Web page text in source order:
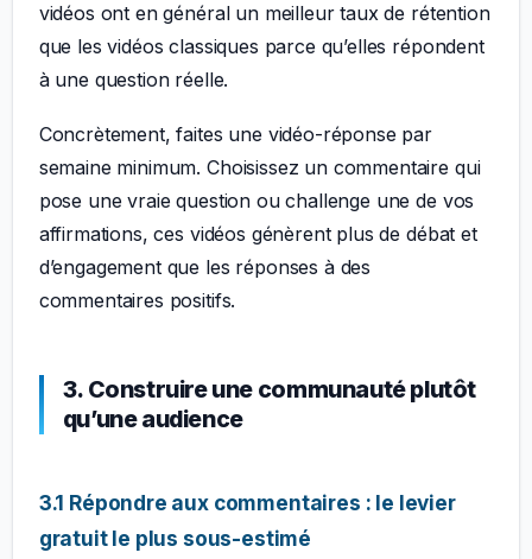
vidéos ont en général un meilleur taux de rétention
que les vidéos classiques parce qu’elles répondent
à une question réelle.
Concrètement, faites une vidéo-réponse par
semaine minimum. Choisissez un commentaire qui
pose une vraie question ou challenge une de vos
affirmations, ces vidéos génèrent plus de débat et
d’engagement que les réponses à des
commentaires positifs.
3. Construire une communauté plutôt
qu’une audience
3.1 Répondre aux commentaires : le levier
gratuit le plus sous-estimé